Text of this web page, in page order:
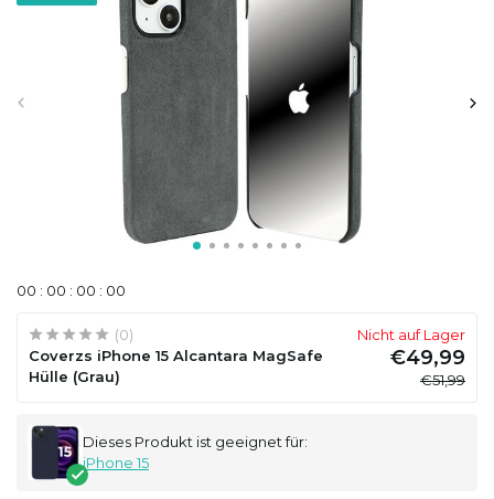
00 : 00 : 00 : 00
(0)
Coverzs iPhone 15 Alcantara MagSafe
Hülle (Grau)
Nicht auf Lager
€49,99
€51,99
Dieses Produkt ist geeignet für:
iPhone 15